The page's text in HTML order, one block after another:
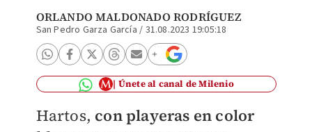
ORLANDO MALDONADO RODRÍGUEZ
San Pedro Garza García / 31.08.2023 19:05:18
Únete al canal de Milenio
Hartos, con playeras en color